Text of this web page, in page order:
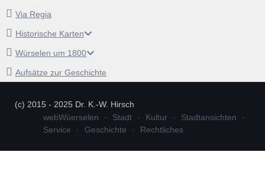
Via Regia
Historische Karten
Würselen um 1800
Aufsätze zur Geschichte
(c) 2015 - 2025 Dr. K.-W. Hirsch
webWüerselen
Stadt Kultur
Stadtansichten
Service
Geschichte Rechtliches